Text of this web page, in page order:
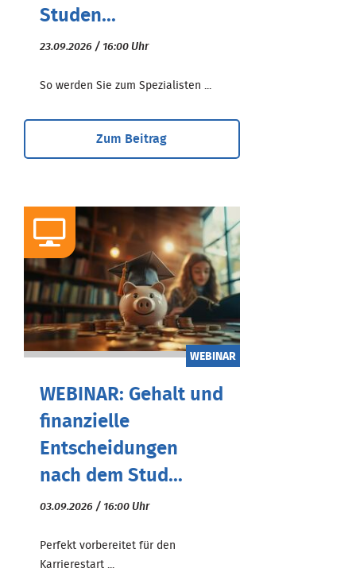
Studen...
23.09.2026 / 16:00 Uhr
So werden Sie zum Spezialisten ...
Zum Beitrag
WEBINAR
WEBINAR: Gehalt und
finanzielle
Entscheidungen
nach dem Stud...
03.09.2026 / 16:00 Uhr
Perfekt vorbereitet für den
Karrierestart ...